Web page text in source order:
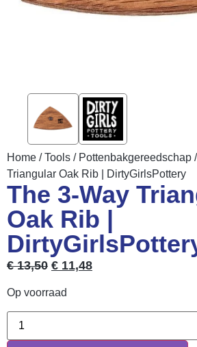
Home /Tools / Pottenbakgereedschap /
Triangular Oak Rib | DirtyGirlsPottery
The 3-Way
Oak Rib |
€13,50 € 11,48
Op voorraad